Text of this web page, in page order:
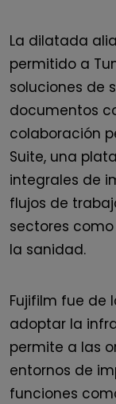
La dilatada
permitido a
soluciones de
documentos
colaboración
Suite, una
integrales de
flujos de
sectores
la sanidad.
Fujifilm fue de
adoptar la
permite a las
entornos de
funciones